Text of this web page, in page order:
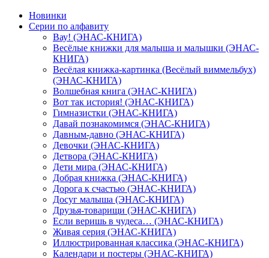
Новинки
Серии по алфавиту
Вау! (ЭНАС-КНИГА)
Весёлые книжки для малыша и малышки (ЭНАС-
КНИГА)
Весёлая книжка-картинка (Весёлый виммельбух)
(ЭНАС-КНИГА)
Волшебная книга (ЭНАС-КНИГА)
Вот так история! (ЭНАС-КНИГА)
Гимназистки (ЭНАС-КНИГА)
Давай познакомимся (ЭНАС-КНИГА)
Давным-давно (ЭНАС-КНИГА)
Девочки (ЭНАС-КНИГА)
Детвора (ЭНАС-КНИГА)
Дети мира (ЭНАС-КНИГА)
Добрая книжка (ЭНАС-КНИГА)
Дорога к счастью (ЭНАС-КНИГА)
Досуг малыша (ЭНАС-КНИГА)
Друзья-товарищи (ЭНАС-КНИГА)
Если веришь в чудеса… (ЭНАС-КНИГА)
Живая серия (ЭНАС-КНИГА)
Иллюстрированная классика (ЭНАС-КНИГА)
Календари и постеры (ЭНАС-КНИГА)